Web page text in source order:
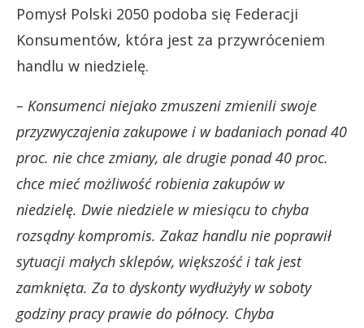
Pomysł Polski 2050 podoba się Federacji
Konsumentów, która jest za przywróceniem
handlu w niedzielę.
– Konsumenci niejako zmuszeni zmienili swoje
przyzwyczajenia zakupowe i w badaniach ponad 40
proc. nie chce zmiany, ale drugie ponad 40 proc.
chce mieć możliwość robienia zakupów w
niedzielę. Dwie niedziele w miesiącu to chyba
rozsądny kompromis. Zakaz handlu nie poprawił
sytuacji małych sklepów, większość i tak jest
zamknięta. Za to dyskonty wydłużyły w soboty
godziny pracy prawie do północy. Chyba